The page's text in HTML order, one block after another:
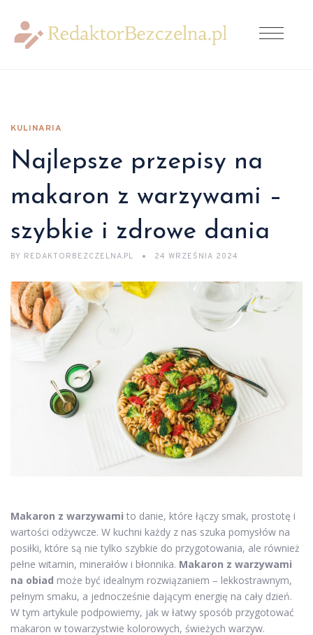
KULINARIA
Najlepsze przepisy na
makaron z warzywami –
szybkie i zdrowe dania
BY REDAKTORBEZCZELNA.PL 24 WRZEŚNIA 2024
Makaron z warzywami to danie, które łączy smak, prostotę i
wartości odżywcze. W kuchni każdy z nas szuka pomysłów na
posiłki, które są nie tylko szybkie do przygotowania, ale również
pełne witamin, minerałów i błonnika. Makaron z warzywami
na obiad może być idealnym rozwiązaniem – lekkostrawnym,
pełnym smaku, a jednocześnie dającym energię na cały dzień.
W tym artykule podpowiemy, jak w łatwy sposób przygotować
makaron w towarzystwie kolorowych, świeżych warzyw.